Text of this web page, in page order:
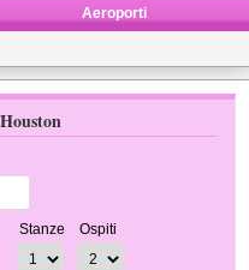
Aeroporti
Stanze Ospiti